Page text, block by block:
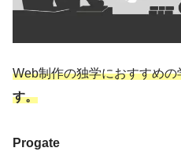
Web制作の独学におすすめ
す。
Progate